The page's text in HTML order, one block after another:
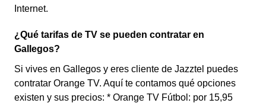
Internet.
¿Qué tarifas de TV se pueden contratar en
Gallegos?
Si vives en Gallegos y eres cliente de Jazztel puedes
contratar Orange TV. Aquí te contamos qué opciones
existen y sus precios: * Orange TV Fútbol: por 15,95